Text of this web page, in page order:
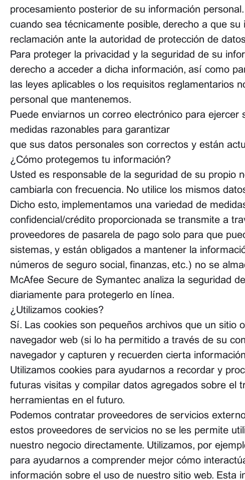
procesamiento posterior de su información
cuando sea técnicamente posible, derecho a que
reclamación ante la autoridad de protección de
Para proteger la privacidad y la seguridad de su
derecho a acceder a dicha información, así como
las leyes aplicables o los requisitos reglamentarios
personal que mantenemos.
Puede enviarnos un correo electrónico para ejercer
medidas razonables para garantizar
que sus datos personales son correctos y están
¿Cómo protegemos tu información?
Usted es responsable de la seguridad de su propio
cambiarla con frecuencia. No utilice los mismos
Dicho esto, implementamos una variedad de
confidencial/crédito proporcionada se transmite a
proveedores de pasarela de pago solo para que
sistemas, y están obligados a mantener la
números de seguro social, finanzas, etc.) no se
McAfee Secure de Symantec analiza la seguridad
diariamente para protegerlo en línea.
¿Utilizamos cookies?
Sí. Las cookies son pequeños archivos que un
navegador web (si lo ha permitido a través de su
navegador y capturen y recuerden cierta
Utilizamos cookies para ayudarnos a recordar y
futuras visitas y compilar datos agregados sobre el
herramientas en el futuro.
Podemos contratar proveedores de servicios
estos proveedores de servicios no se les permite
nuestro negocio directamente. Utilizamos, por
para ayudarnos a comprender mejor cómo
información sobre el uso de nuestro sitio web.